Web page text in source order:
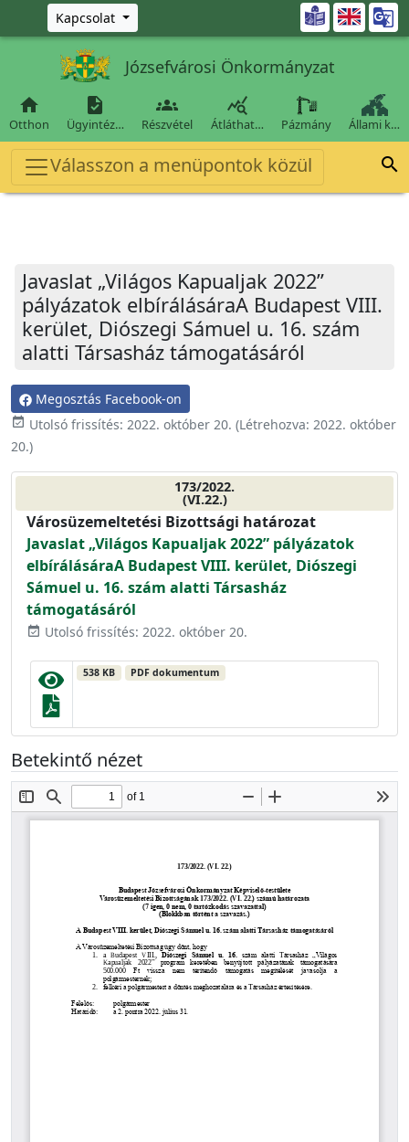
Ugrás a fő tartalomra
Kapcsolat 
Józsefvárosi Önkormányzat

Otthon

Ügyintéz…

Részvétel

Átláthat… Pázmány Állami k…
Válasszon a menüpontok közül 
Javaslat „Világos Kapualjak 2022”
pályázatok elbírálásáraA Budapest VIII.
kerület, Diószegi Sámuel u. 16. szám
alatti Társasház támogatásáról
Megosztás Facebook-on
event_available Utolsó frissítés: 2022. október 20. (Létrehozva: 2022. október
20.)
173/2022.
(VI.22.)
Városüzemeltetési Bizottsági határozat
Javaslat „Világos Kapualjak 2022” pályázatok
elbírálásáraA Budapest VIII. kerület, Diószegi
Sámuel u. 16. szám alatti Társasház
támogatásáról
event_available Utolsó frissítés: 2022. október 20.
538 KB PDF dokumentum
Betekintő nézet